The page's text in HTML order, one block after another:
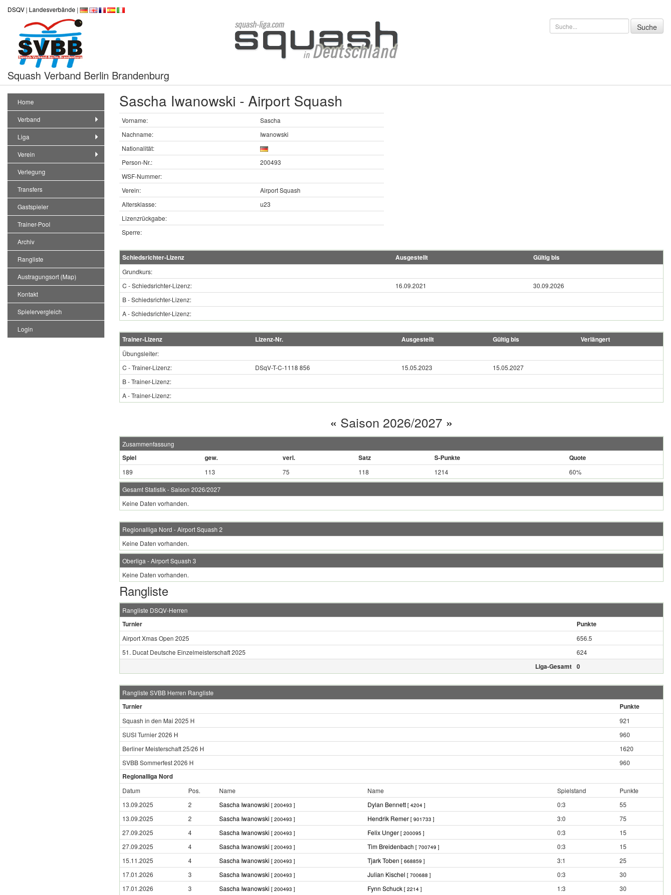
DSQV | Landesverbände |
Squash Verband Berlin Brandenburg
Home
Verband
Liga
Verein
Verlegung
Transfers
Gastspieler
Trainer-Pool
Archiv
Rangliste
Austragungsort (Map)
Kontakt
Spielervergleich
Login
Sascha Iwanowski - Airport Squash
Vorname:
Sascha
Nachname:
Iwanowski
Nationalität:
Person-Nr.:
200493
WSF-Nummer:
Verein:
Airport Squash
Altersklasse:
u23
Lizenzrückgabe:
Sperre:
Schiedsrichter-Lizenz Ausgestellt Gültig bis
Grundkurs:
C - Schiedsrichter-Lizenz:
16.09.2021
30.09.2026
B - Schiedsrichter-Lizenz:
A - Schiedsrichter-Lizenz:
Trainer-Lizenz Lizenz-Nr. Ausgestellt Gültig bis Verlängert
Übungsleiter:
C - Trainer-Lizenz:
DSqV-T-C-1118 856 15.05.2023
15.05.2027
B - Trainer-Lizenz:
A - Trainer-Lizenz:
« Saison 2026/2027 »
Zusammenfassung
Spiel gew. verl. Satz S-Punkte Quote
189 113 75 118 1214 60%
Gesamt Statistik - Saison 2026/2027
Keine Daten vorhanden.
Regionalliga Nord - Airport Squash 2
Keine Daten vorhanden.
Oberliga - Airport Squash 3
Keine Daten vorhanden.
Rangliste
Rangliste DSQV-Herren
Turnier Punkte
Airport Xmas Open 2025
656.5
51. Ducat Deutsche Einzelmeisterschaft 2025
624
Liga-Gesamt 0
Rangliste SVBB Herren Rangliste
Turnier Punkte
Squash in den Mai 2025 H
921
SUSI Turnier 2026 H
960
Berliner Meisterschaft 25/26 H
1620
SVBB Sommerfest 2026 H
960
Regionalliga Nord
Datum Pos. Name Name Spielstand
Punkte
13.09.2025
2 Sascha Iwanowski [ 200493 ] Dylan Bennett [ 4204 ] 0:3
55
13.09.2025
2 Sascha Iwanowski [ 200493 ] Hendrik Remer [ 901733 ] 3:0
75
27.09.2025
4 Sascha Iwanowski [ 200493 ] Felix Unger [ 200095 ] 0:3
15
27.09.2025
4 Sascha Iwanowski [ 200493 ] Tim Breidenbach [ 700749 ] 0:3
15
15.11.2025
4 Sascha Iwanowski [ 200493 ] Tjark Toben [ 668859 ] 3:1
25
17.01.2026
3 Sascha Iwanowski [ 200493 ] Julian Kischel [ 700688 ] 0:3
30
17.01.2026
3 Sascha Iwanowski [ 200493 ] Fynn Schuck [ 2214 ] 1:3 30